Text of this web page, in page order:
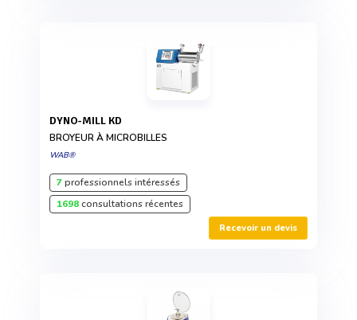
DYNO-MILL KD
BROYEUR À MICROBILLES
WAB®
7professionnels intéressés
1698consultations récentes
Recevoir un devis